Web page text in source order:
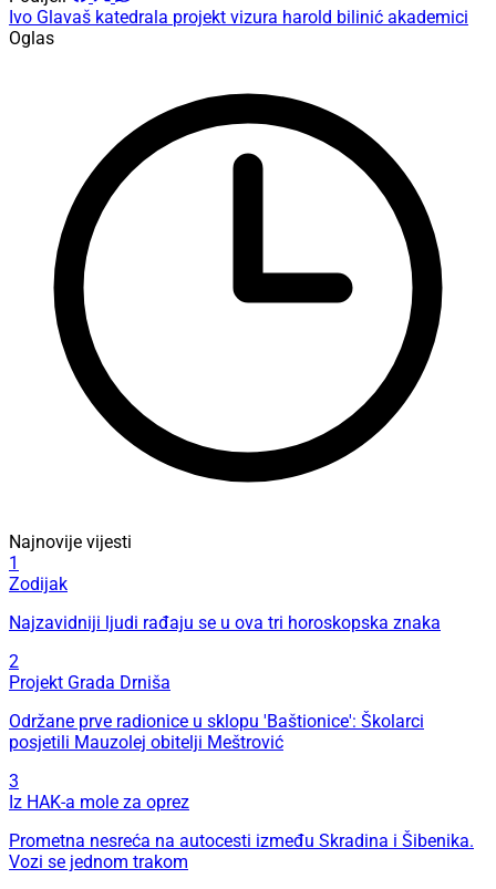
Ivo Glavaš katedrala projekt vizura harold bilinić akademici
Oglas
Najnovije vijesti
1
Zodijak
Najzavidniji ljudi rađaju se u ova tri horoskopska znaka
2
Projekt Grada Drniša
Održane prve radionice u sklopu 'Baštionice': Školarci
posjetili Mauzolej obitelji Meštrović
3
Iz HAK-a mole za oprez
Prometna nesreća na autocesti između Skradina i Šibenika.
Vozi se jednom trakom